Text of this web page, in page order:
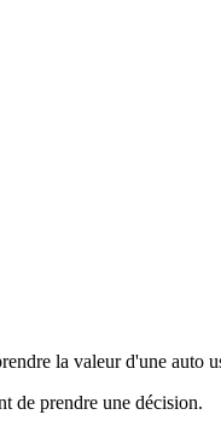
la valeur d'une auto
de prendre une décision.